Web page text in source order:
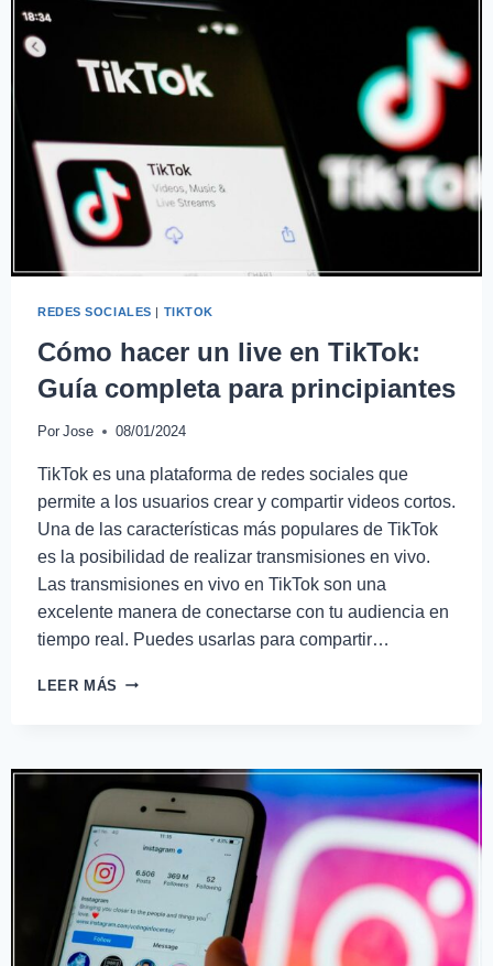
REDES SOCIALES | TIKTOK
Cómo hacer un live en TikTok:
Guía completa para principiantes
Por Jose 08/01/2024
TikTok es una plataforma de redes sociales que
permite a los usuarios crear y compartir videos cortos.
Una de las características más populares de TikTok
es la posibilidad de realizar transmisiones en vivo.
Las transmisiones en vivo en TikTok son una
excelente manera de conectarse con tu audiencia en
tiempo real. Puedes usarlas para compartir…
LEER MÁS